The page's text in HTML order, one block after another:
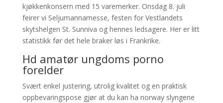
kjøkkenkonsern med 15 varemerker. Onsdag 8. juli
feirer vi Seljumannamesse, festen for Vestlandets
skytshelgen St. Sunniva og hennes ledsagere. Her er litt
statistikk før det hele braker løs i Frankrike.
Hd amatør ungdoms porno
forelder
Svært enkel justering, utrolig kvalitet og en praktisk
oppbevaringspose gjør at du kan ha norway slyngene